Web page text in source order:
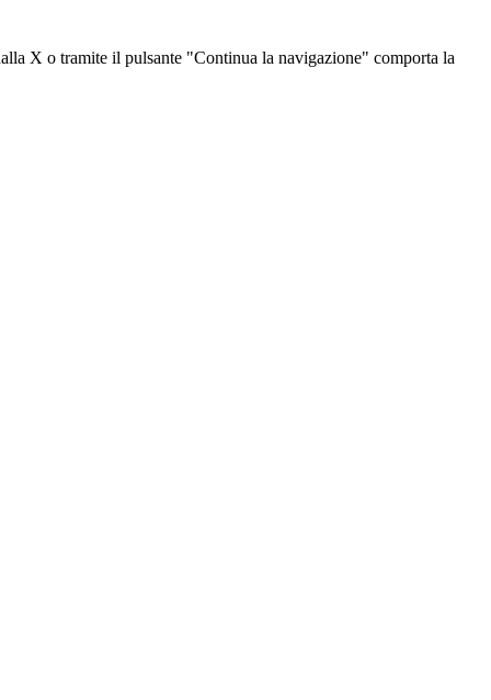
X o tramite il pulsante "Continua la navigazione" comporta la